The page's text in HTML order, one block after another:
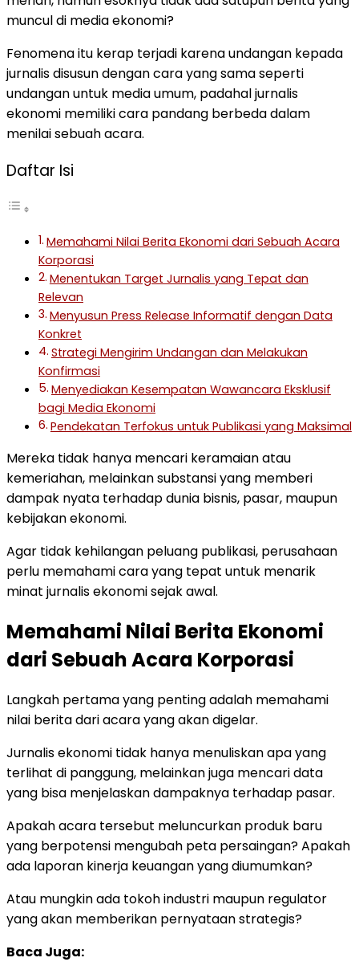
muncul di media ekonomi?
Fenomena itu kerap terjadi karena undangan kepada
jurnalis disusun dengan cara yang sama seperti
undangan untuk media umum, padahal jurnalis
ekonomi memiliki cara pandang berbeda dalam
menilai sebuah acara.
Daftar Isi
Memahami Nilai Berita Ekonomi dari Sebuah Acara
Korporasi
Menentukan Target Jurnalis yang Tepat dan
Relevan
Menyusun Press Release Informatif dengan Data
Konkret
Strategi Mengirim Undangan dan Melakukan
Konfirmasi
Menyediakan Kesempatan Wawancara Eksklusif
bagi Media Ekonomi
Pendekatan Terfokus untuk Publikasi yang Maksimal
Mereka tidak hanya mencari keramaian atau
kemeriahan, melainkan substansi yang memberi
dampak nyata terhadap dunia bisnis, pasar, maupun
kebijakan ekonomi.
Agar tidak kehilangan peluang publikasi, perusahaan
perlu memahami cara yang tepat untuk menarik
minat jurnalis ekonomi sejak awal.
Memahami Nilai Berita Ekonomi
dari Sebuah Acara Korporasi
Langkah pertama yang penting adalah memahami
nilai berita dari acara yang akan digelar.
Jurnalis ekonomi tidak hanya menuliskan apa yang
terlihat di panggung, melainkan juga mencari data
yang bisa menjelaskan dampaknya terhadap pasar.
Apakah acara tersebut meluncurkan produk baru
yang berpotensi mengubah peta persaingan? Apakah
ada laporan kinerja keuangan yang diumumkan?
Atau mungkin ada tokoh industri maupun regulator
yang akan memberikan pernyataan strategis?
Baca Juga: